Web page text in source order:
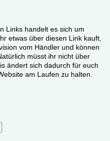
Links handelt es sich um
etwas über diesen Link kauft,
vom Händler und können
müsst ihr nicht über
ändert sich dadurch für euch
am Laufen zu halten.